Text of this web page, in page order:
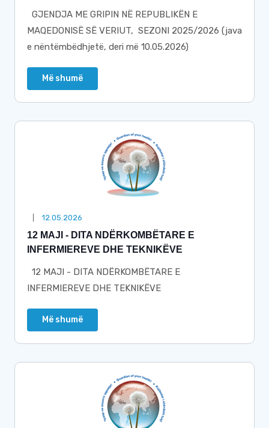
GJENDJA ME GRIPIN NË REPUBLIKËN E
MAQEDONISË SË VERIUT, SEZONI 2025/2026 (java
e nëntëmbëdhjetë, deri më 10.05.2026)
Më shumë
12.05.2026
12 MAJI - DITA NDËRKOMBËTARE E
INFERMIEREVE DHE TEKNIKËVE
12 MAJI - DITA NDËRKOMBËTARE E
INFERMIEREVE DHE TEKNIKËVE
Më shumë